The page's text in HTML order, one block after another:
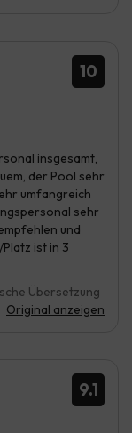
10
insgesamt,
der Pool sehr
umfangreich
sehr
und
ist in 3
Übersetzung
Original anzeigen
9.1